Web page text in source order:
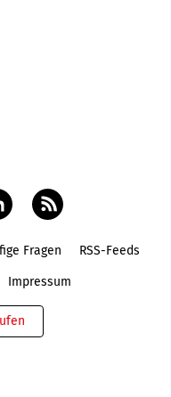
Fragen RSS-Feeds
Impressum